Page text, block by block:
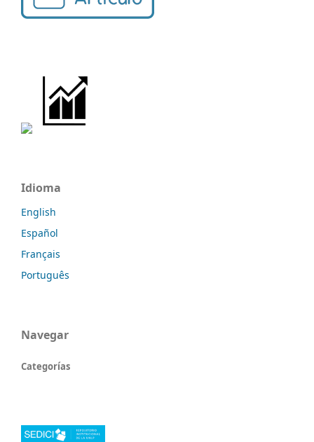
Idioma
English
Español
Français
Português
Navegar
Categorías